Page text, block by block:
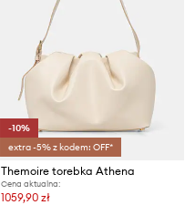
-10%
extra -5% z kodem: OFF*
Themoire torebka Athena
Cena aktualna:
1059,90 zł